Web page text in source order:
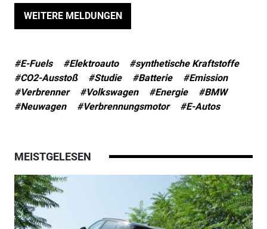
WEITERE MELDUNGEN
#E-Fuels #Elektroauto
#synthetische Kraftstoffe
#CO2-Ausstoß
#Studie #Batterie
#Emission
#Verbrenner
#Volkswagen #Energie
#BMW
#Neuwagen
#Verbrennungsmotor #E-Autos
MEISTGELESEN